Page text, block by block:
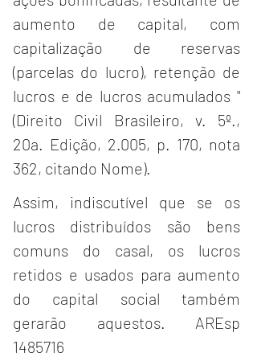
aumento de capital, com
capitalização de reservas
(parcelas do lucro), retenção de
lucros e de lucros acumulados "
(Direito Civil Brasileiro, v. 5º.,
20a. Edição, 2.005, p. 170, nota
362, citando Nome).
Assim, indiscutível que se os
lucros distribuídos são bens
comuns do casal, os lucros
retidos e usados para aumento
do capital social também
gerarão aquestos. AREsp
1485716